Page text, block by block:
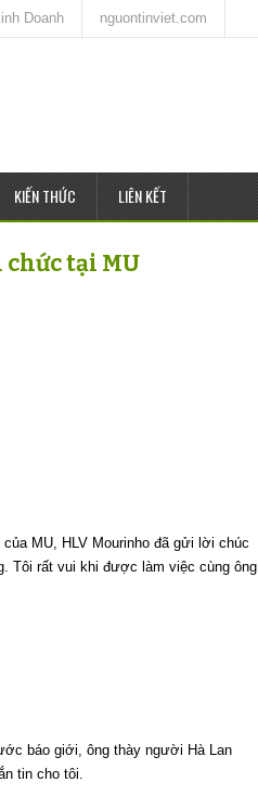
Doanh nguontinviet.com
KIẾN THỨC LIÊN KẾT
tại MU
MU, HLV Mourinho đã gửi lời chúc
Tôi rất vui khi được làm việc cùng ông
báo giới, ông thày người Hà Lan
tin cho tôi.